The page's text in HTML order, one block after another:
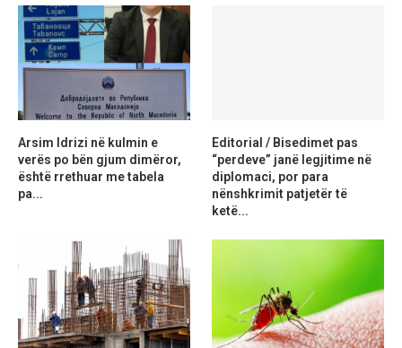
Arsim Idrizi në kulmin e
verës po bën gjum dimëror,
është rrethuar me tabela
pa...
Editorial / Bisedimet pas
“perdeve” janë legjitime në
diplomaci, por para
nënshkrimit patjetër të
ketë...